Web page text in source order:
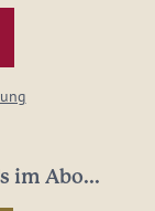
im Abo...